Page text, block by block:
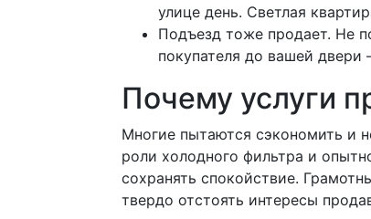
улице день. Светлая
Подъезд тоже продает. Не
покупателя до вашей
Почему услуги
Многие пытаются сэкономить и
роли холодного фильтра и
сохранять спокойствие.
твердо отстоять интересы